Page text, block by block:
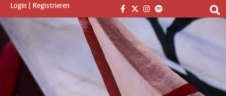
Login | Registrieren